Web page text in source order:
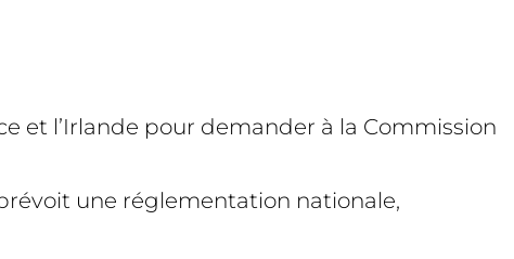
et l’Irlande pour demander à la Commission
une réglementation nationale,